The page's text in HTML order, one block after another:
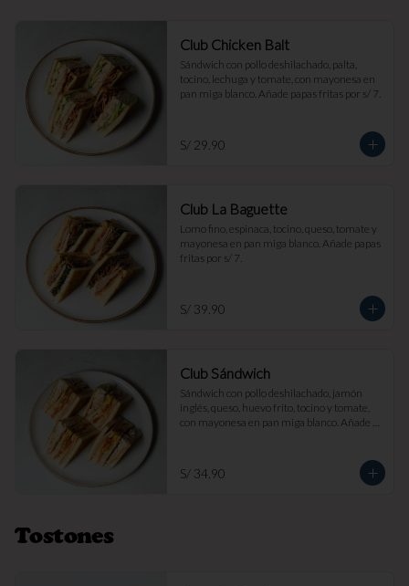
Club Chicken Balt
Sándwich con pollo deshilachado, palta,
tocino, lechuga y tomate, con mayonesa en
pan miga blanco. Añade papas fritas por s/ 7.
S/ 29.90
Club La Baguette
Lomo fino, espinaca, tocino, queso, tomate y
mayonesa en pan miga blanco. Añade papas
fritas por s/ 7.
S/ 39.90
Club Sándwich
Sándwich con pollo deshilachado, jamón
inglés, queso, huevo frito, tocino y tomate,
con mayonesa en pan miga blanco. Añade
S/ 34.90
Tostones